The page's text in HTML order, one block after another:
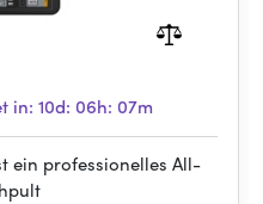
in: 10d: 06h: 07m
ein professionelles All-